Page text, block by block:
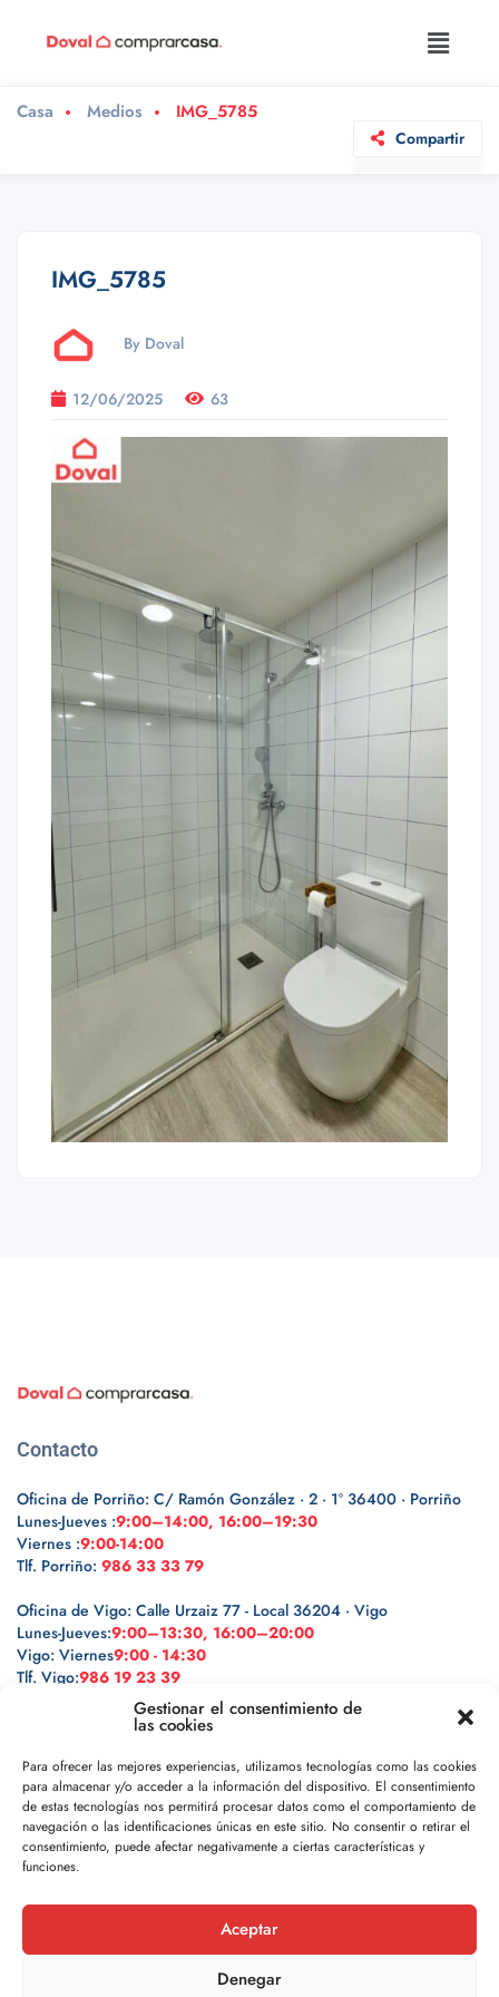
Gestionar el consentimiento de
las cookies
Para ofrecer las mejores experiencias, utilizamos tecnologías como las cookies
para almacenar y/o acceder a la información del dispositivo. El consentimiento
de estas tecnologías nos permitirá procesar datos como el comportamiento de
navegación o las identificaciones únicas en este sitio. No consentir o retirar el
consentimiento, puede afectar negativamente a ciertas características y
funciones.
Aceptar
Denegar
Casa Medios IMG_5785
Compartir
IMG_5785
By Doval
12/06/2025 63
Contacto
Oficina de Porriño: C/ Ramón González · 2 · 1º 36400 · Porriño
Lunes-Jueves :9:00–14:00, 16:00–19:30
Viernes :9:00-14:00
Tlf. Porriño: 986 33 33 79
Oficina de Vigo: Calle Urzaiz 77 - Local 36204 · Vigo
Lunes-Jueves:9:00–13:30, 16:00–20:00
Vigo: Viernes9:00 - 14:30
Tlf. Vigo:986 19 23 39
Legal
Política de privacidad